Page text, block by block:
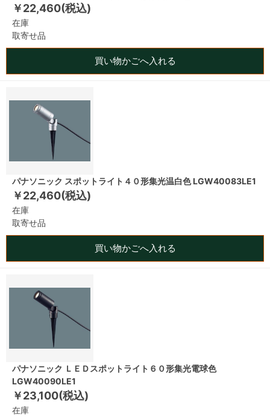
￥22,460(税込)
在庫
取寄せ品
買い物かごへ入れる
パナソニック スポットライト４０形集光温白色 LGW40083LE1
￥22,460(税込)
在庫
取寄せ品
買い物かごへ入れる
パナソニック ＬＥＤスポットライト６０形集光電球色
LGW40090LE1
￥23,100(税込)
在庫